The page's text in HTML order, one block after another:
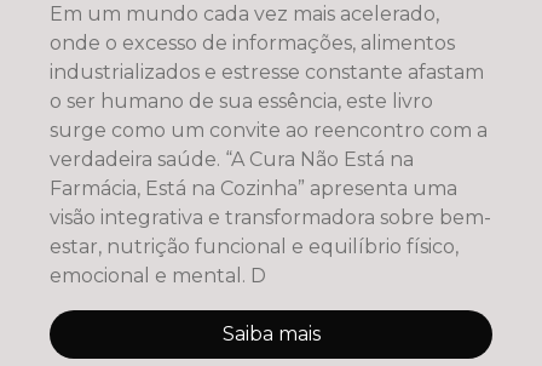
Em um mundo cada vez mais acelerado,
onde o excesso de informações, alimentos
industrializados e estresse constante afastam
o ser humano de sua essência, este livro
surge como um convite ao reencontro com a
verdadeira saúde. “A Cura Não Está na
Farmácia, Está na Cozinha” apresenta uma
visão integrativa e transformadora sobre bem-
estar, nutrição funcional e equilíbrio físico,
emocional e mental. D
Saiba mais